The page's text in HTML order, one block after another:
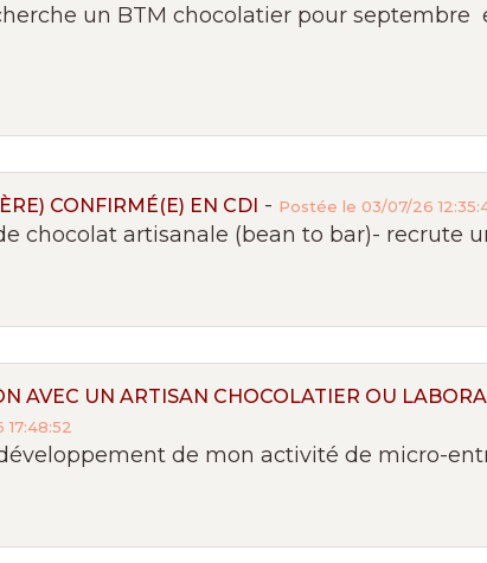
un BTM chocolatier pour
CONFIRMÉ(E) EN CDI - Postée le 03/07/26
chocolat artisanale (bean to bar)- recrute
AVEC UN ARTISAN CHOCOLATIER OU
de mon activité de micro-